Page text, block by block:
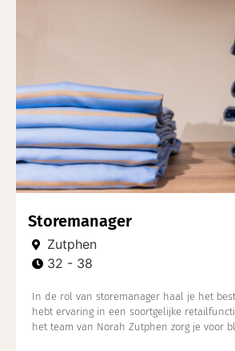
Storemanager
Zutphen
32 - 38
In de rol van storemanager haal je het
hebt ervaring in een soortgelijke
het team van Norah Zutphen zorg je voor